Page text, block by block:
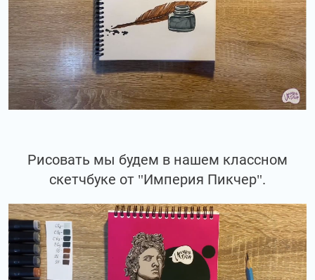
Рисовать мы будем в нашем классном
скетчбуке от "Империя Пикчер".